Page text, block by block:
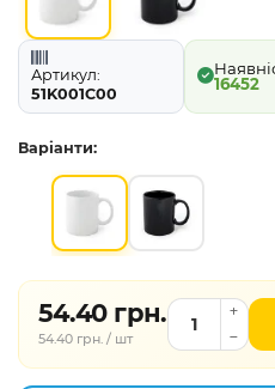
Артикул:
51K001C00
16452
Варіанти:
54.40 грн.
54.40 грн. / шт